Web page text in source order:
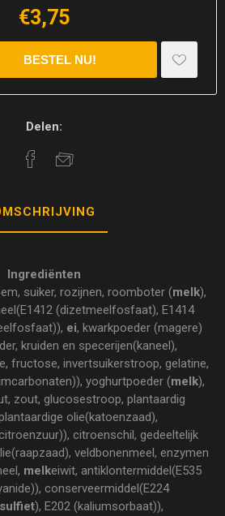
€3,75
Delen:
Ingrediënten
suiker, rozijnen, roomboter (melk),
(dizetmeelfosfaat), E1414
ei, kwarkpoeder (magere)
kruiden en specerijen(kaneel),
fructose, invertsuikerstroop, gelatine,
yoghurtpoeder (melk),
zout, glucosestroop, plantaardig
olie(katoenzaad),
citroenschil, gedeeltelijk
veldbonenmeel, enzymen
melkeiwit, antiklontermiddel(E535
conserveermiddel(E224
sulfiet), E202 (kaliumsorbaat)),